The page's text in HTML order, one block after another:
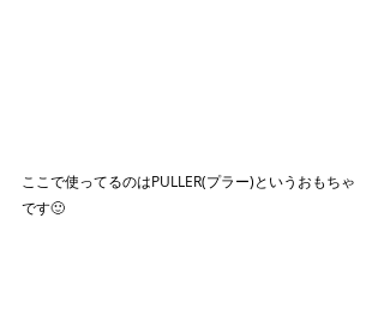
ここで使ってるのはPULLER(プラー)というおもちゃ
です🙂